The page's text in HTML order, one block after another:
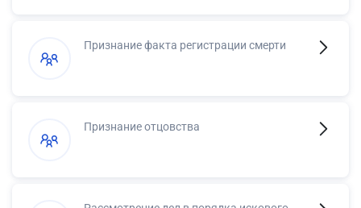
Признание факта регистрации смерти
Признание отцовства